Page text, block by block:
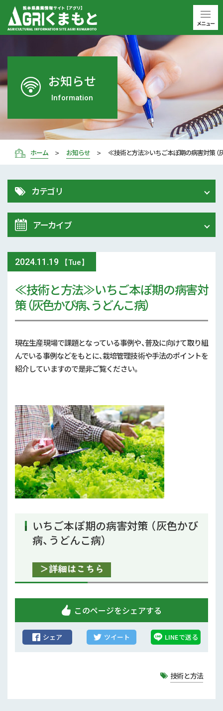
お知らせ
Information
ホーム お知らせ ≪技術と方法≫いちご本ぽ期の病害対策 （
2024.11.19 【Tue】
≪技術と方法≫いちご本ぽ期の病害対
策 （灰色かび病、うどんこ病）
現在生産現場で課題となっている事例や、普及に向けて取り組
んでいる事例などをもとに、栽培管理技術や手法のポイントを
紹介していますので是非ご覧ください。
いちご本ぽ期の病害対策 （灰色かび
病、うどんこ病）
このページをシェアする
シェア ツイート LINEで送る
技術と方法
カテゴリ
令和8年 熊本地震関連情報
農業大学校
スマート農業
技術と方法
病害虫
行政情報
補助事業
試験研究
農家紹介
農業コンクール大会
農薬
アーカイブ
2026年 (74)
2025年 (107)
2024年 (125)
2022年 (170)
2020年 (167)
2019年 (5)
メニュー